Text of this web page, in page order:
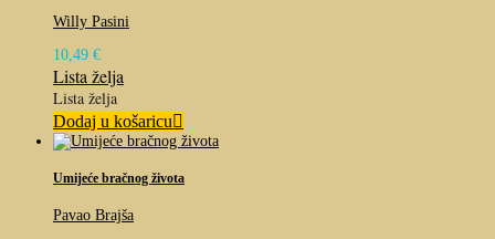
Willy Pasini
10,49 €
Lista želja
Lista želja
Dodaj u košaricu
Umijeće bračnog života
Pavao Brajša